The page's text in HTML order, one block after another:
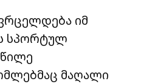
იმ
სპორტულ
მაღალი